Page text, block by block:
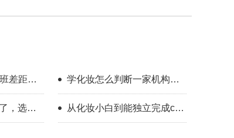
差距到
学化妆怎么判断一家机构教
学靠不靠谱？
，选对
出路
从化妆小白到能独立完成cos
全妆，普通人也做得到